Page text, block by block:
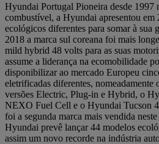
Hyundai Portugal Pioneira desde 1997
combustível, a Hyundai apresentou em
ecológicos diferentes para somar à sua
2018 a marca sul coreana foi mais
mild hybrid 48 volts para as suas
assume a liderança na ecomobilidade
disponibilizar ao mercado Europeu
eletrificadas diferentes,
versões Electric, Plug-in e Hybrid, o
NEXO Fuel Cell e o Hyundai Tucson
foi a segunda marca mais vendida
Hyundai prevê lançar 44 modelos
assim um novo recorde na indústria